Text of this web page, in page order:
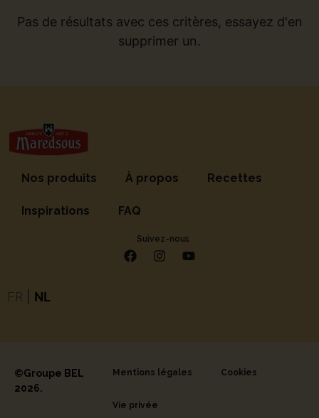
Pas de résultats avec ces critères, essayez d'en
supprimer un.
Nos produits À propos Recettes
Inspirations FAQ
Suivez-nous
FR NL
©Groupe BEL
2026.
Mentions légales Cookies
Vie privée